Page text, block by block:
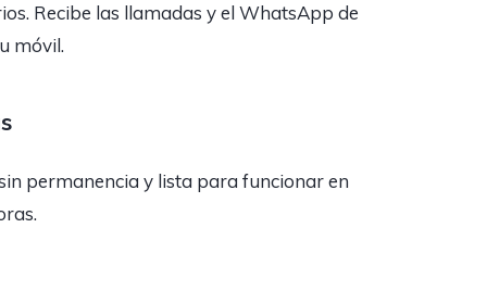
Recibe las llamadas y el WhatsApp de
móvil.
permanencia y lista para funcionar en